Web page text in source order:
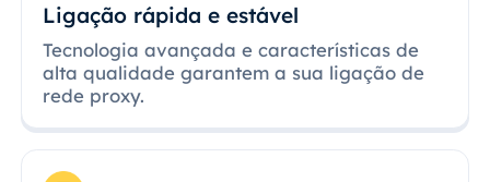
Ligação rápida e estável
Tecnologia avançada e características de
alta qualidade garantem a sua ligação de
rede proxy.